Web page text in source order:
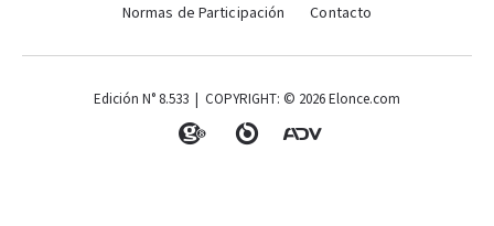
Normas de Participación
Contacto
Edición N° 8.533 | COPYRIGHT: © 2026 Elonce.com